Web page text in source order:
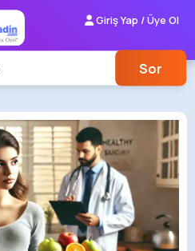
Giriş Yap / Üye Ol
Sor